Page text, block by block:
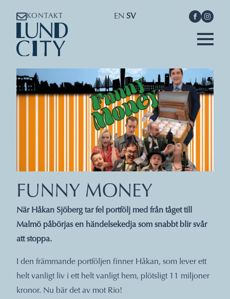
KONTAKT EN SV
FUNNY MONEY
När Håkan Sjöberg tar fel portfölj med från tåget till
Malmö påbörjas en händelsekedja som snabbt blir svår
att stoppa.
I den främmande portföljen finner Håkan, som lever ett
helt vanligt liv i ett helt vanligt hem, plötsligt 11 miljoner
kronor. Nu bär det av mot Rio!